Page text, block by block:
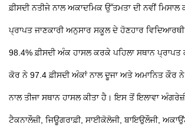
ਫ਼ੀਸਦੀ ਨਤੀਜੇ ਨਾਲ ਅਕਾਦਮਿਕ ਉੱਤਮਤਾ ਦੀ ਨਵੀਂ ਮਿਸਾਲ
ਪ੍ਰਾਪਤ ਜਾਣਕਾਰੀ ਅਨੁਸਾਰ ਸਕੂਲ ਦੇ ਹੋਣਹਾਰ
98.4% ਫ਼ੀਸਦੀ ਅੰਕ ਹਾਸਲ ਕਰਕੇ ਪਹਿਲਾ ਸਥਾਨ ਪ੍ਰਾਪਤ
ਕੋਰ ਨੇ 97.4 ਫ਼ੀਸਦੀ ਅੰਕਾਂ ਨਾਲ ਦੂਜਾ ਅਤੇ ਅਮਾਨਿਤ ਕੌਰ
ਨਾਲ ਤੀਜਾ ਸਥਾਨ ਹਾਸਲ ਕੀਤਾ ਹੈ। ਇਸ ਤੋਂ ਇਲਾਵਾ
ਟੈਕਨਾਲੌਜ਼ੀ, ਜਿਊਗਰਾਫ਼ੀ, ਸਾਈਕੋਲੋਜੀ, ਬਾਇਉਲੌਜੀ,